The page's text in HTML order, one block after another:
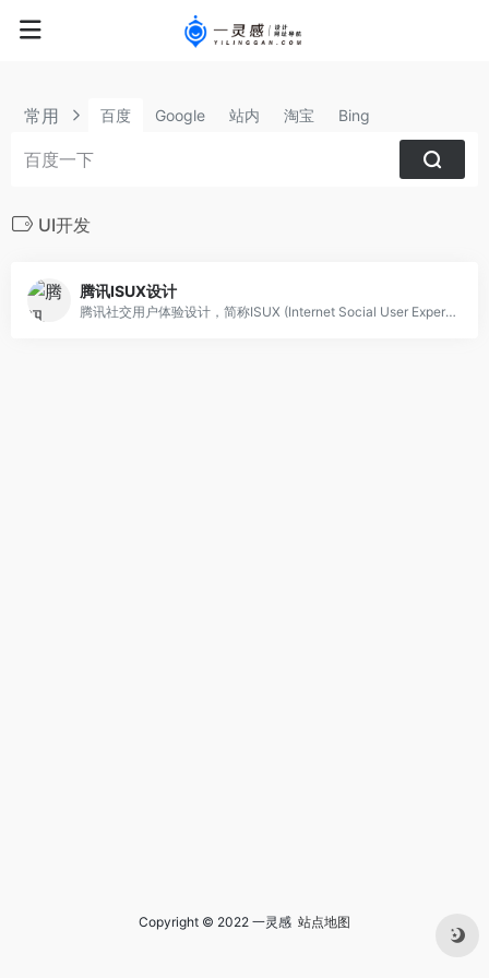
常用 百度 Google 站内 淘宝 Bing
UI开发
腾讯ISUX设计
腾讯社交用户体验设计，简称ISUX (Internet Social User Experience)，成立于2011年1月11日，是腾讯集团核心、全球最具规模的UX设计团队，专业成员包括用户研究、交互设计、视觉设计、品牌设计、视频动画设计、UI开发、产品设计与市场研究等，至今ISUX分布于中国深圳总部、北京、上海、成都及韩国首尔。
Copyright © 2022 一灵感 站点地图